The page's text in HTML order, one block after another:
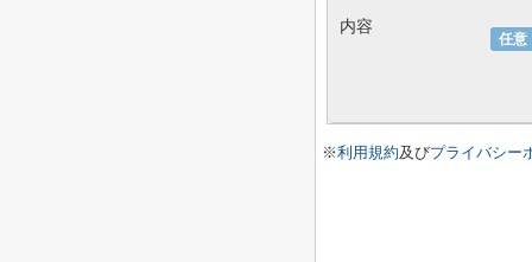
任意
内容
※利用規約及びプライバシー